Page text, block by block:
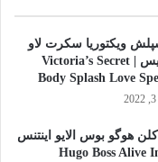
ویکتوریا سکرت لاو
اسپل لیس | Victoria’s Secret
Body Splash Love
هوگو بوس الایو اینتنس